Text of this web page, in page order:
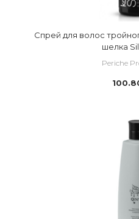
Спрей для волос
шелка
Periche